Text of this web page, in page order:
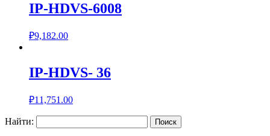
IP-HDVS-6008
₽9,182.00
IP-HDVS- 36
₽11,751.00
Найти: